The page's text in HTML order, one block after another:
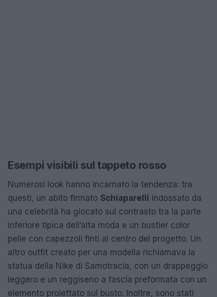
Esempi visibili sul tappeto rosso
Numerosi look hanno incarnato la tendenza: tra
questi, un abito firmato Schiaparelli indossato da
una celebrità ha giocato sul contrasto tra la parte
inferiore tipica dell’alta moda e un bustier color
pelle con capezzoli finti al centro del progetto. Un
altro outfit creato per una modella richiamava la
statua della Nike di Samotracia, con un drappeggio
leggero e un reggiseno a fascia preformata con un
elemento proiettato sul busto. Inoltre, sono stati